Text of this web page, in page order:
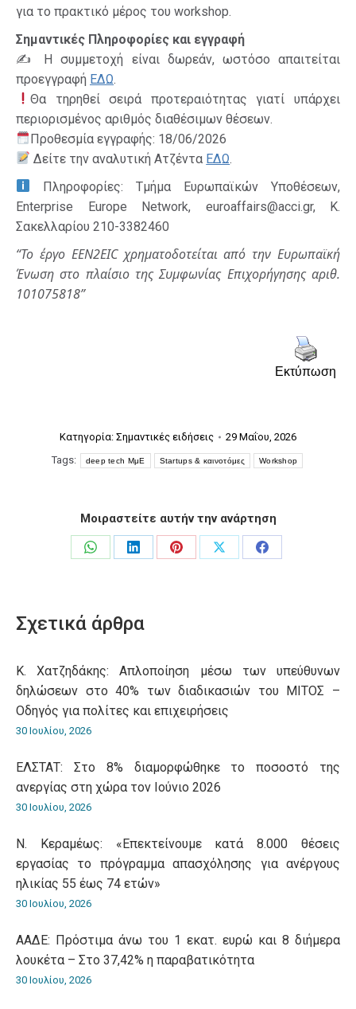
για το πρακτικό μέρος του workshop.
Σημαντικές Πληροφορίες και εγγραφή
✍️ Η συμμετοχή είναι δωρεάν, ωστόσο απαιτείται
προεγγραφή ΕΔΩ.
Θα τηρηθεί σειρά προτεραιότητας γιατί υπάρχει
περιορισμένος αριθμός διαθέσιμων θέσεων.
Προθεσμία εγγραφής: 18/06/2026
Δείτε την αναλυτική Ατζέντα ΕΔΩ.
Πληροφορίες: Τμήμα Ευρωπαϊκών Υποθέσεων,
Enterprise Europe Network, euroaffairs@acci.gr, Κ.
Σακελλαρίου 210-3382460
“Το έργο EEN2EIC χρηματοδοτείται από την Ευρωπαϊκή
Ένωση στο πλαίσιο της Συμφωνίας Επιχορήγησης αριθ.
101075818”
Εκτύπωση
Κατηγορία: Σημαντικές ειδήσεις
29 Μαΐου, 2026
Tags:
deep tech ΜμΕ Startups & καινοτόμες Workshop
Μοιραστείτε αυτήν την ανάρτηση
Share
Share
Share
Share
Share
Σχετικά άρθρα
Κ. Χατζηδάκης: Aπλοποίηση μέσω των υπεύθυνων
δηλώσεων στο 40% των διαδικασιών του ΜΙΤΟΣ –
Οδηγός για πολίτες και επιχειρήσεις
30 Ιουλίου, 2026
ΕΛΣΤΑΤ: Στο 8% διαμορφώθηκε το ποσοστό της
ανεργίας στη χώρα τον Ιούνιο 2026
30 Ιουλίου, 2026
Ν. Κεραμέως: «Επεκτείνουμε κατά 8.000 θέσεις
εργασίας το πρόγραμμα απασχόλησης για ανέργους
ηλικίας 55 έως 74 ετών»
30 Ιουλίου, 2026
ΑΑΔΕ: Πρόστιμα άνω του 1 εκατ. ευρώ και 8 διήμερα
λουκέτα – Στο 37,42% η παραβατικότητα
30 Ιουλίου, 2026